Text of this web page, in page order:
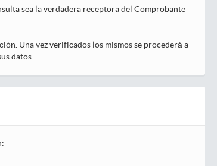
sea la verdadera receptora del Comprobante
Una vez verificados los mismos se procederá a
datos.